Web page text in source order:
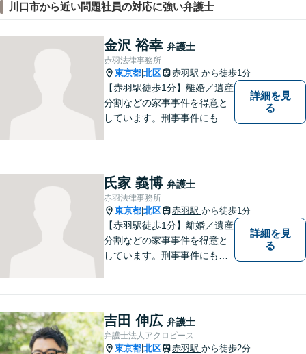
川口市から近い問題社員の対応に強い弁護士
金沢 裕幸 弁護士
赤羽法律事務所
東京都 北区 赤羽駅 から徒歩1分
【赤羽駅徒歩1分】離婚／遺産
分割などの家事事件を得意と
しています。刑事事件にも対
弁護団事件の経験多数。【セ
カンドオピニオン対応】お気
軽にご連絡ください。
詳細を見
る
氏家 義博 弁護士
赤羽法律事務所
東京都 北区 赤羽駅 から徒歩1分
【赤羽駅徒歩1分】離婚／遺産
分割などの家事事件を得意と
しています。刑事事件にも対
弁護団事件の経験多数。【セ
カンドオピニオン対応】お気
軽にご連絡ください。
詳細を見
る
吉田 伸広 弁護士
弁護士法人アクロピース
東京都 北区 赤羽駅 から徒歩2分